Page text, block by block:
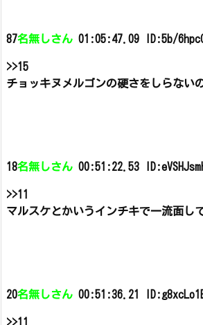
87名無しさん 01:05:47.09 ID:5b/
>>15
チョッキヌメルゴンの硬さをしらない
18名無しさん 00:51:22.53
>>11
マルスケとかいうインチキで一流面し
20名無しさん 00:51:36.21
>>11